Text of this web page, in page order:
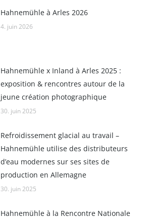
Hahnemühle à Arles 2026
4. juin 2026
Hahnemühle x Inland à Arles 2025 :
exposition & rencontres autour de la
jeune création photographique
30. juin 2025
Refroidissement glacial au travail –
Hahnemühle utilise des distributeurs
d’eau modernes sur ses sites de
production en Allemagne
30. juin 2025
Hahnemühle à la Rencontre Nationale